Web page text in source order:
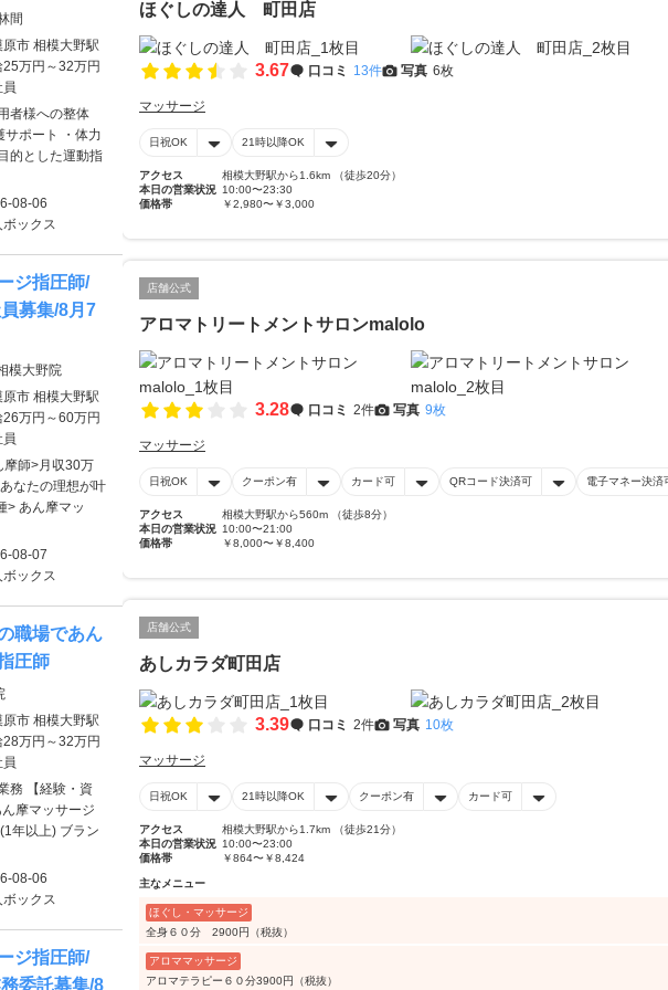
ほぐしの達人 町田店
3.67 口コミ 13件 写真 6枚
マッサージ
日祝OK 21時以降OK
アクセス
相模大野駅から1.6km （徒歩20分）
本日の営業状況 10:00〜23:30
価格帯
￥2,980〜￥3,000
店舗公式
アロマトリートメントサロンmalolo
3.28 口コミ 2件 写真 9枚
マッサージ
日祝OK クーポン有 カード可 QRコード決済可 電子マネー決済
アクセス
相模大野駅から560m （徒歩8分）
本日の営業状況 10:00〜21:00
価格帯
￥8,000〜￥8,400
店舗公式
あしカラダ町田店
3.39 口コミ 2件 写真 10枚
マッサージ
日祝OK 21時以降OK クーポン有 カード可
アクセス
相模大野駅から1.7km （徒歩21分）
本日の営業状況 10:00〜23:00
価格帯
￥864〜￥8,424
主なメニュー
ほぐし・マッサージ
全身６０分 2900円（税抜）
アロママッサージ
アロマテラピー６０分3900円（税抜）
間
原市 相模大野駅
25万円～32万円
員
者様への整体
サポート ・体力
的とした運動指
08-06
ックス
ジ指圧師/
募集/8月7
模大野院
原市 相模大野駅
26万円～60万円
員
摩師>月収30万
なたの理想が叶
> あん摩マッ
08-07
ックス
職場であん
圧師
原市 相模大野駅
28万円～32万円
員
務 【経験・資
摩マッサージ
年以上) ブラン
08-06
ックス
ジ指圧師/
委託募集/8